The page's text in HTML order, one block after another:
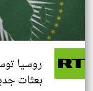
روسيا
بعثات جديدة في